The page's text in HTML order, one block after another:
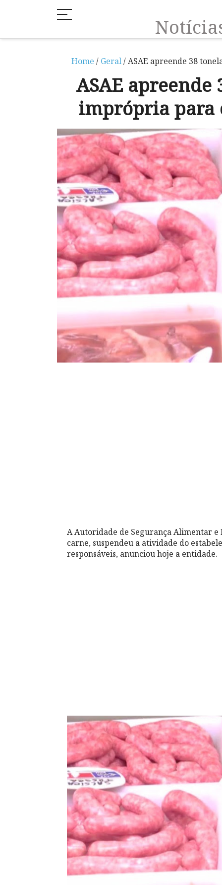
Home / Geral/ ASAE apreende 38
ASAE
imprópria para
A Autoridade de Segurança Alimentar e
carne, suspendeu a atividade do
responsáveis, anunciou hoje a entidade.